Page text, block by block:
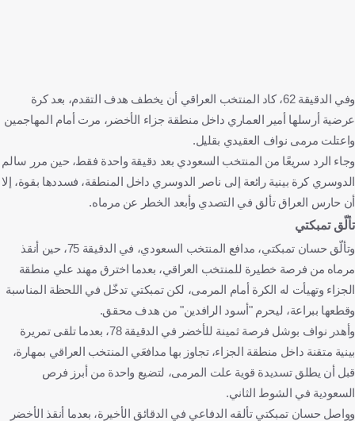
وفي الدقيقة 62، كاد المنتخب العراقي أن يخطف هدف التقدم، بعد كرة
عرضية أرسلها أمير العماري داخل منطقة جزاء الأخضر، مرت أمام المهاجمين
واعتلت مرمى نواف العقيدي بقليل.
وجاء الرد سريعًا من المنتخب السعودي بعد دقيقة واحدة فقط، حين مرر سالم
الدوسري كرة بينية رائعة إلى ناصر الدوسري داخل المنطقة، فسددها بقوة، إلا
أن حارس العراق تألق في التصدي وأبعد الخطر عن مرماه.
تألّق تمبكتي
وتألّق حسان تمبكتي، مدافع المنتخب السعودي، في الدقيقة 75، حين أنقذ
مرماه من فرصة خطيرة للمنتخب العراقي، بعدما اخترق مهند علي منطقة
الجزاء وتهيأت له الكرة أمام المرمى، لكن تمبكتي تدخّل في اللحظة المناسبة
وقطعها ببراعة، ليحرم "أسود الرافدين" من هدف محقق.
وأهدر نواف بوشل فرصة ثمينة للأخضر في الدقيقة 78، بعدما تلقى تمريرة
بينية متقنة داخل منطقة الجزاء، تجاوز بها مدافعَي المنتخب العراقي بمهارة،
قبل أن يطلق تسديدة قوية علت المرمى، لتضيع واحدة من أبرز فرص
السعودية في الشوط الثاني.
وواصل حسان تمبكتي تألقه الدفاعي في الدقائق الأخيرة، بعدما أنقذ الأخضر